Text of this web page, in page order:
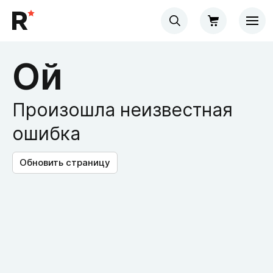
Ой
Произошла неизвестная
ошибка
Обновить страницу